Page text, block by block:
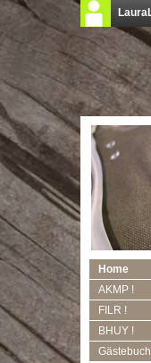
Home
AKMP !
FILR !
BHUY !
Gästebuch